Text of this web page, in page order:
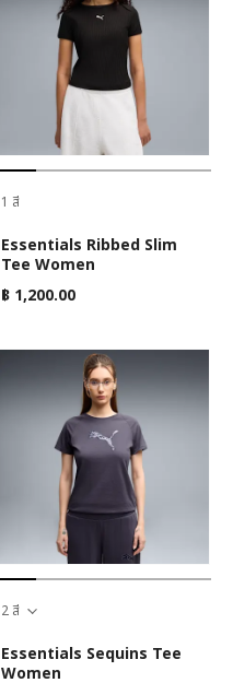
1 สี
Essentials Ribbed Slim
Tee Women
฿ 1,200.00
2 สี
Essentials Sequins Tee
Women